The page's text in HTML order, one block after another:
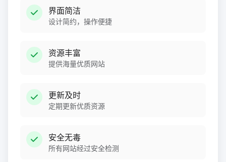
界面简洁
设计简约，操作便捷
资源丰富
提供海量优质网站
更新及时
定期更新优质资源
安全无毒
所有网站经过安全检测